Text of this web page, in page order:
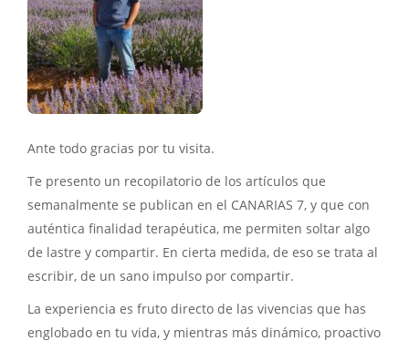
Ante todo gracias por tu visita.
Te presento un recopilatorio de los artículos que
semanalmente se publican en el CANARIAS 7, y que con
auténtica finalidad terapéutica, me permiten soltar algo
de lastre y compartir. En cierta medida, de eso se trata al
escribir, de un sano impulso por compartir.
La experiencia es fruto directo de las vivencias que has
englobado en tu vida, y mientras más dinámico, proactivo